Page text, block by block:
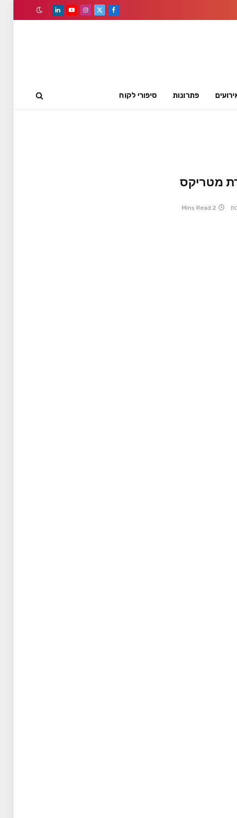
Facebook
X
Instagram
YouTube
LinkedIn
פתרונות סיפורי לקוח
מטריקס
2 Mins Read